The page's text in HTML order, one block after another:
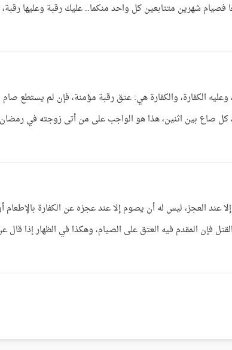
فصيام شهرين متتابعين كل واحد منكما.. عليك رقبة وعليها
الجواب: الذي يطأ زوجته في رمضان، عليه التوبة إلى الله ، وعليه الكفارة، والكفارة هي: عتق رقبة مؤمنة، فإن لم يستطع صام
كل صاع بين اثنين، هذا هو الواجب على من أتى زوجته في
عند العجز، ليس له أن يصوم إلا عند عجزه عن الكفارة بالإطعام
فإن المقدم فيه العتق على الصيام، وهكذا في الظهار إذا قال